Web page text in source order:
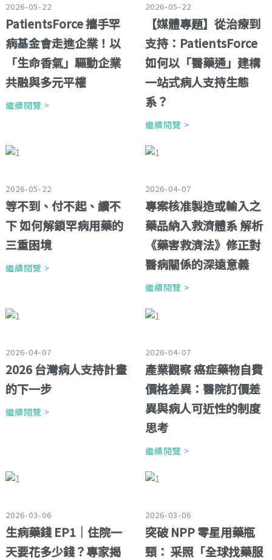
2026-05-22
PatientsForce 攜手罕
病基金會走進企業！以
「生命香氣」驅動企業
共融與多元平權
繼續閱覽 >
2026-05-22
【媒體專題】從治療到
支持：PatientsForce
如何以「醫藥通」建構
一站式病人支持生態
系？
繼續閱覽 >
2026-05-22
等不到、付不起、續不
下 如何解鎖罕病用藥的
三重困境
繼續閱覽 >
2026-04-07
專案核准製造或輸入之
藥品納入救濟體系 解析
《藥害救濟法》修正對
醫病關係的深遠意義
繼續閱覽 >
2026-04-07
2026 台灣病人支持計畫
的下一步
繼續閱覽 >
2026-04-07
產業觀察 癌症藥物自費
價格差異：醫院訂價差
異與病人可近性的制度
思考
繼續閱覽 >
2026-03-06
生病藥錢 EP1｜住院一
天要花多少錢？專家揭
2026-03-06
突破 NPP 零星用藥瓶
頸： 采照「全球找藥服